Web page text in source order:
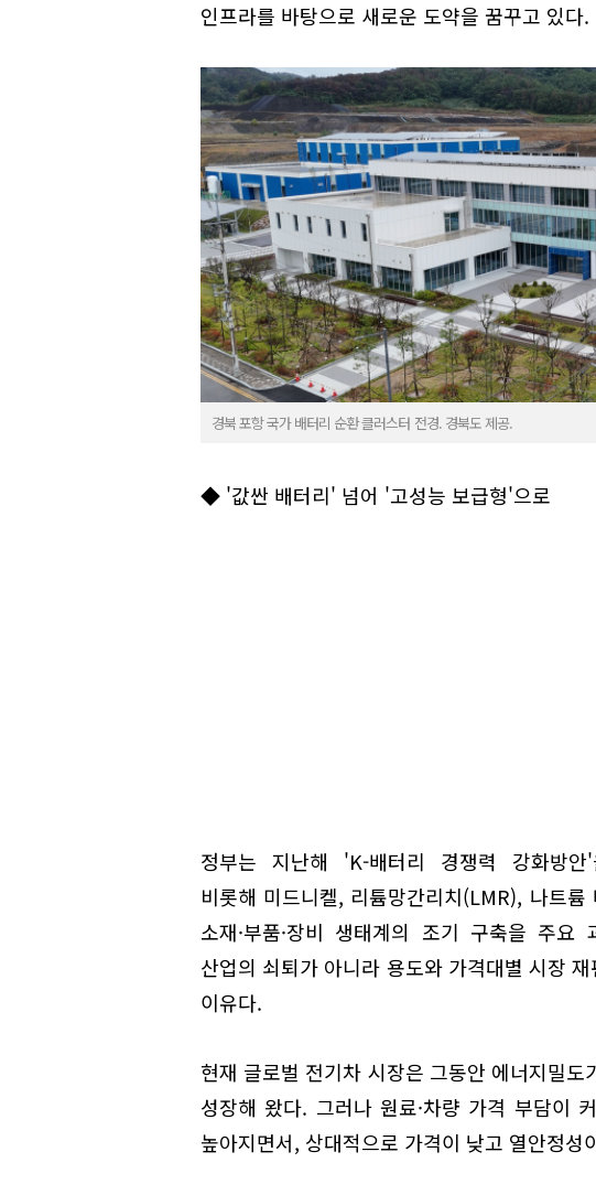
인프라를 바탕으로 새로운 도약을 꿈꾸고 있다.
경북 포항 국가 배터리 순환 클러스터 전경. 경북도 제공.
◆ '값싼 배터리' 넘어 '고성능 보급형'으로
정부는 지난해 'K-배터리 경쟁력 강화방안
비롯해 미드니켈, 리튬망간리치(LMR), 나트
소재·부품·장비 생태계의 조기 구축을 주
산업의 쇠퇴가 아니라 용도와 가격대별 시장
이유다.
현재 글로벌 전기차 시장은 그동안 에너지밀
성장해 왔다. 그러나 원료·차량 가격 부담이
높아지면서, 상대적으로 가격이 낮고 열안정